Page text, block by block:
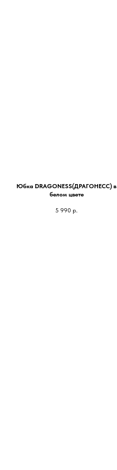
Юбка DRAGONESS(ДРАГОНЕСС) в
белом цвете
5 990 р.